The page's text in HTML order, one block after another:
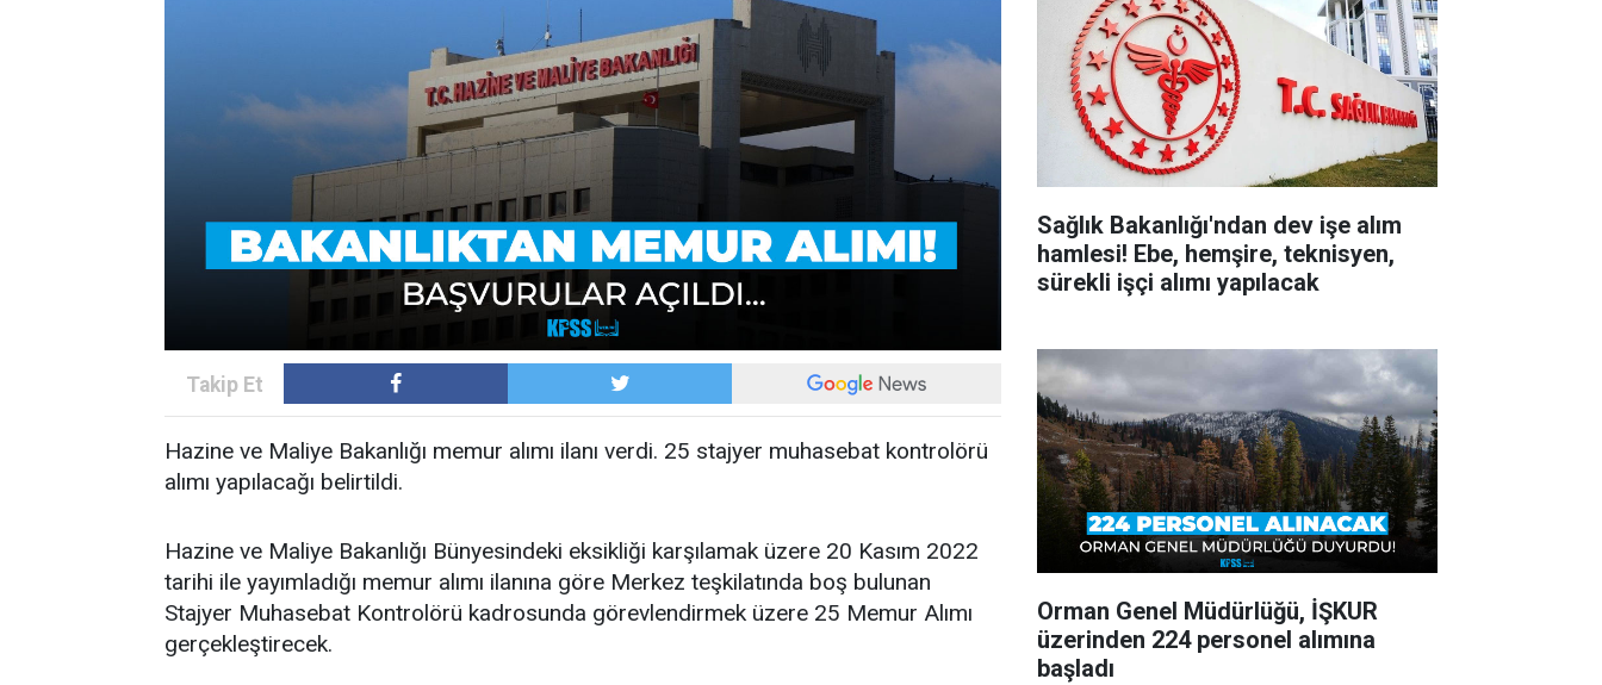
Hazine ve Maliye Bakanlığı memur alımı ilanı verdi. 25 stajyer muhasebat kontrolörü
alımı yapılacağı belirtildi.
Hazine ve Maliye Bakanlığı Bünyesindeki eksikliği karşılamak üzere 20 Kasım 2022
tarihi ile yayımladığı memur alımı ilanına göre Merkez teşkilatında boş bulunan
Stajyer Muhasebat Kontrolörü kadrosunda görevlendirmek üzere 25 Memur Alımı
gerçekleştirecek.
Sağlık Bakanlığı'ndan dev işe alım
hamlesi! Ebe, hemşire, teknisyen,
sürekli işçi alımı yapılacak
Orman Genel Müdürlüğü, İŞKUR
üzerinden 224 personel alımına
başladı